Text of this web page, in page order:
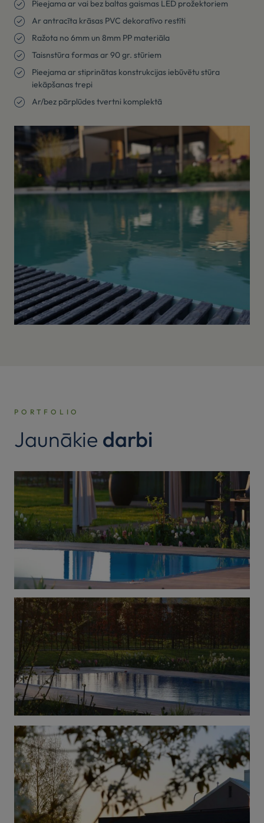
Pieejama ar vai bez baltas gaismas LED prožektoriem
Ar antracīta krāsas PVC dekoratīvo restīti
Ražota no 6mm un 8mm PP materiāla
Taisnstūra formas ar 90 gr. stūriem
Pieejama ar stiprinātas konstrukcijas iebūvētu stūra
iekāpšanas trepi
Ar/bez pārplūdes tvertni komplektā
PORTFOLIO
Jaunākie darbi